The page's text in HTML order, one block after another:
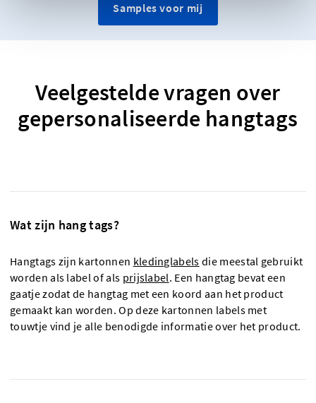
Samples voor mij
Veelgestelde vragen over
gepersonaliseerde hangtags
Wat zijn hang tags?
Hangtags zijn kartonnen kledinglabels die meestal gebruikt
worden als label of als prijslabel. Een hangtag bevat een
gaatje zodat de hangtag met een koord aan het product
gemaakt kan worden. Op deze kartonnen labels met
touwtje vind je alle benodigde informatie over het product.